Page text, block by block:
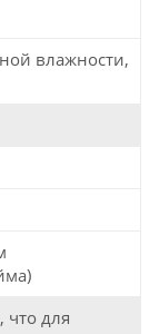
влажности,
что для